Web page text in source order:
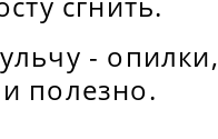
- опилки,
полезно.